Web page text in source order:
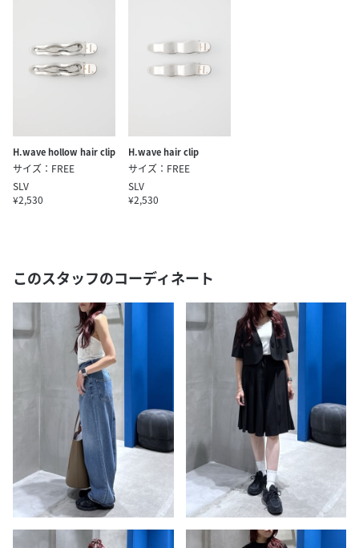
H.wave hollow hair clip
サイズ：FREE
SLV
¥2,530
H.wave hair clip
サイズ：FREE
SLV
¥2,530
このスタッフのコーディネート